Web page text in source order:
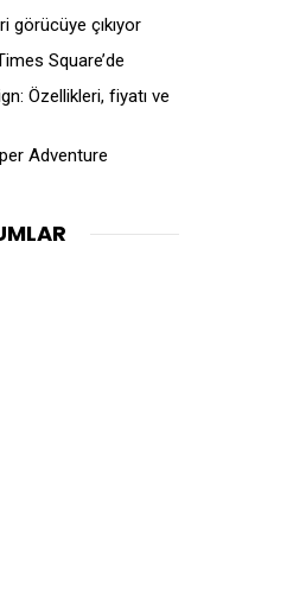
görücüye çıkıyor
Square’de
Özellikleri, fiyatı ve
Adventure